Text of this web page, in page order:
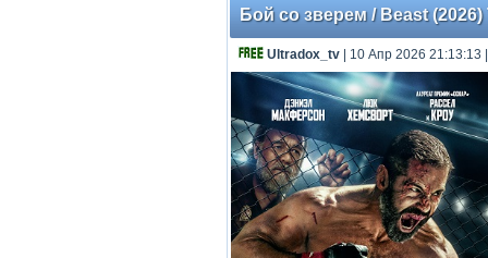
Бой со зверем / Beast
Ultradox_tv | 10 Апр 2026 21:13:13